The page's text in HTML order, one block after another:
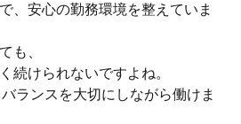
、安心の勤務環境を整えていま
も、
続けられないですよね。
ランスを大切にしながら働けま